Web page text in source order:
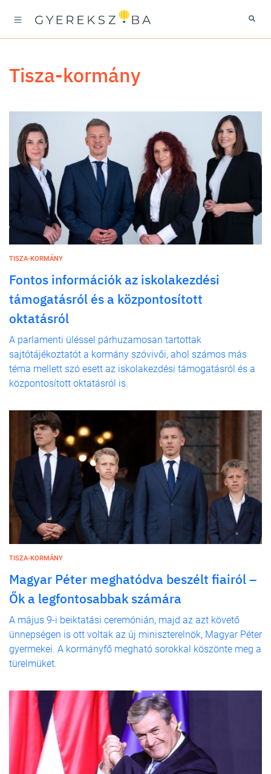
Tisza-kormány
TISZA-KORMÁNY
Fontos információk az iskolakezdési
támogatásról és a központosított
oktatásról
A parlamenti üléssel párhuzamosan tartottak
sajtótájékoztatót a kormány szóvivői, ahol számos más
téma mellett szó esett az iskolakezdési támogatásról és a
központosított oktatásról is.
TISZA-KORMÁNY
Magyar Péter meghatódva beszélt fiairól –
Ők a legfontosabbak számára
A május 9-i beiktatási ceremónián, majd az azt követő
ünnepségen is ott voltak az új miniszterelnök, Magyar Péter
gyermekei. A kormányfő megható sorokkal köszönte meg a
türelmüket.